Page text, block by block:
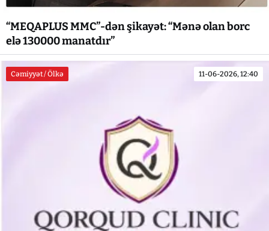
“MEQAPLUS MMC”-dən şikayət: “Mənə olan borc
elə 130000 manatdır”
Cəmiyyət / Ölkə 11-06-2026, 12:40